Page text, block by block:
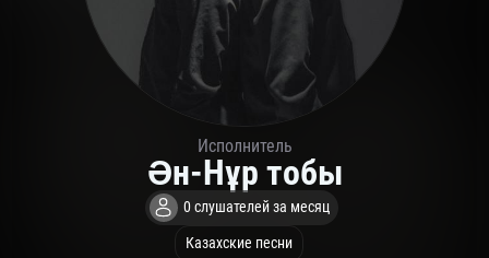
Исполнитель
Ән-Нұр тобы
0 слушателей за месяц
Казахские песни